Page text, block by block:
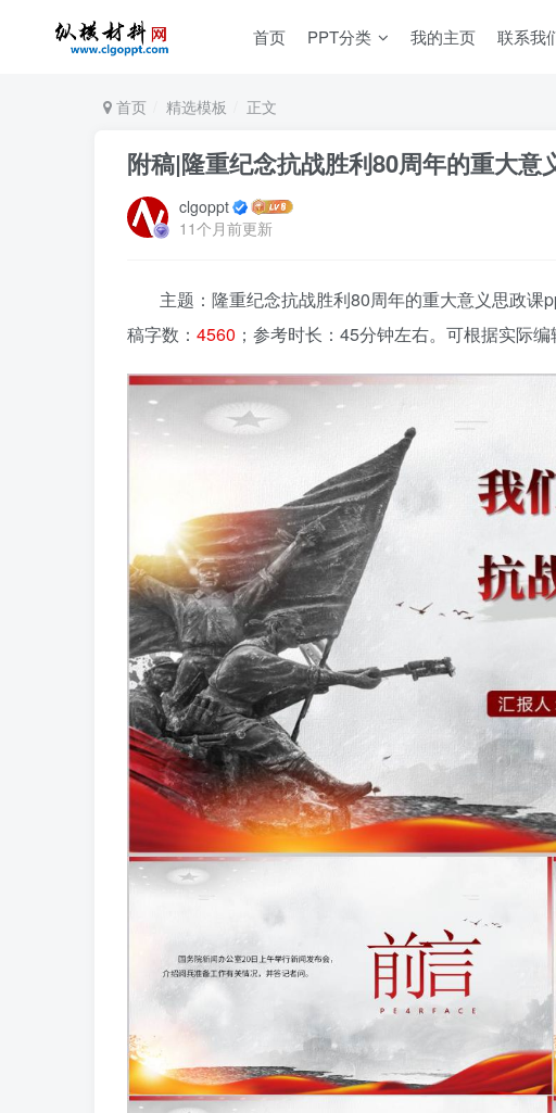
首页 PPT分类 我的主页 联系我
首页 精选模板 正文
附稿|隆重纪念抗战胜利80周年的重大意
clgoppt
11个月前更新
主题：隆重纪念抗战胜利80周年的重大意义思政课
稿字数： 4560 ；参考时长：45分钟左右。可根据实际编